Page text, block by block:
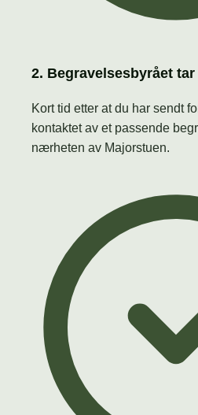
2. Begravelsesbyrået
Kort tid etter at du har sendt
kontaktet av et passende
nærheten av Majorstuen.